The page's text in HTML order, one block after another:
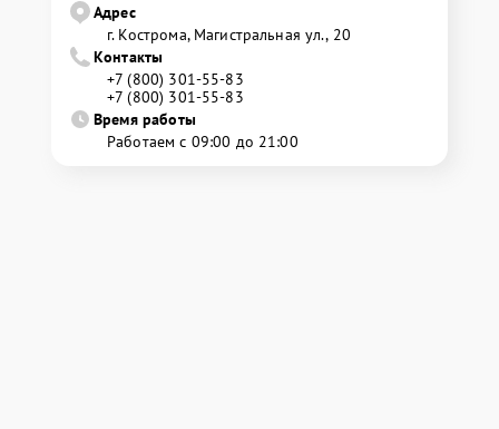
Адрес
г. Кострома, Магистральная ул., 20
Контакты
+7 (800) 301-55-83
+7 (800) 301-55-83
Время работы
Работаем с 09:00 до 21:00